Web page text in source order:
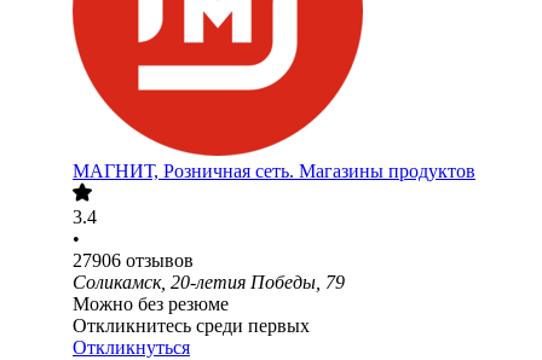
МАГНИТ, Розничная сеть. Магазины продуктов
3.4
•
27906 отзывов
Соликамск, 20-летия Победы, 79
Можно без резюме
Откликнитесь среди первых
Откликнуться